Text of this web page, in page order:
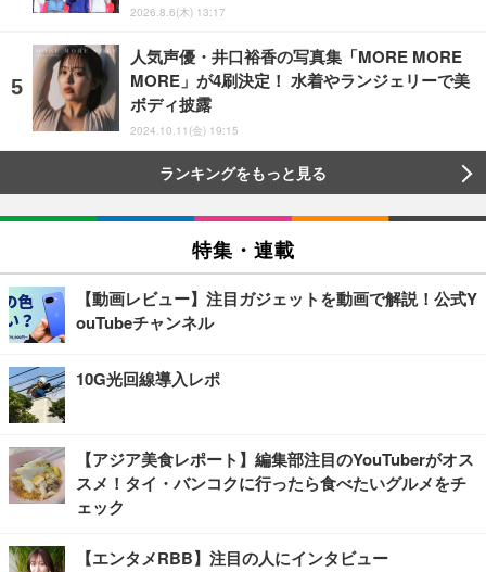
2026.8.6(木) 13:17
人気声優・井口裕香の写真集「MORE MORE
MORE」が4刷決定！ 水着やランジェリーで美
ボディ披露
2024.10.11(金) 19:15
ランキングをもっと見る
特集・連載
【動画レビュー】注目ガジェットを動画で解説！公式Y
ouTubeチャンネル
10G光回線導入レポ
【アジア美食レポート】編集部注目のYouTuberがオス
スメ！タイ・バンコクに行ったら食べたいグルメをチ
ェック
【エンタメRBB】注目の人にインタビュー